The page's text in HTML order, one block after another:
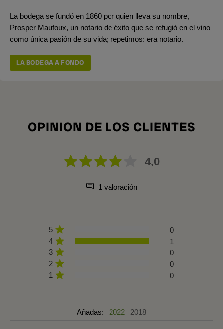
La bodega se fundó en 1860 por quien lleva su nombre,
Prosper Maufoux, un notario de éxito que se refugió en el vino
como única pasión de su vida; repetimos: era notario.
LA BODEGA A FONDO
OPINION DE LOS CLIENTES
4,0
1 valoración
5
0
4
1
3
0
2
0
1
0
Añadas: 2022 2018